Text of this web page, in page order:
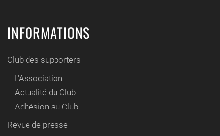
INFORMATIONS
Club des supporters
L'Association
Actualité du Club
Adhésion au Club
Revue de presse